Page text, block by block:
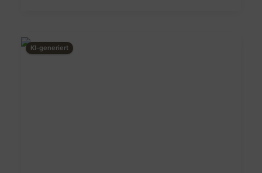
This image is AI-generated or manipulated, disclosed under Article 50(4) of the EU AI Act.
KI-generiert